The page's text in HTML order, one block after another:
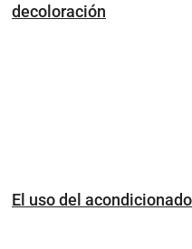
decoloración
El uso del